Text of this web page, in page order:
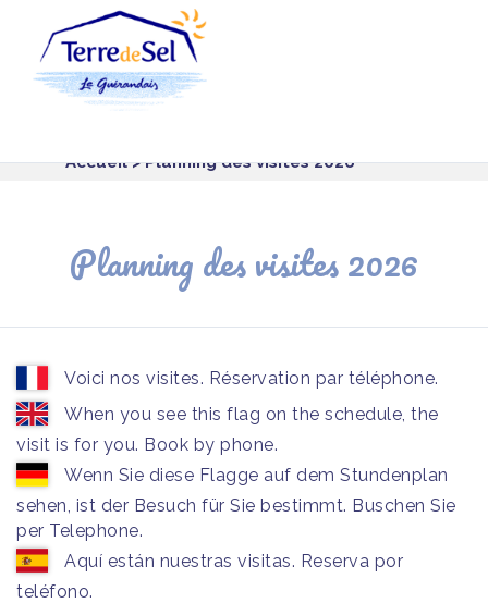
Accueil> Planning des visites 2026
Planning des visites 2026
Voici nos visites. Réservation par téléphone.
When you see this flag on the schedule, the
visit is for you. Book by phone.
Wenn Sie diese Flagge auf dem Stundenplan
sehen, ist der Besuch für Sie bestimmt. Buschen Sie
per Telephone.
Aquí están nuestras visitas. Reserva por
teléfono.
Panneau de gestion des cookies